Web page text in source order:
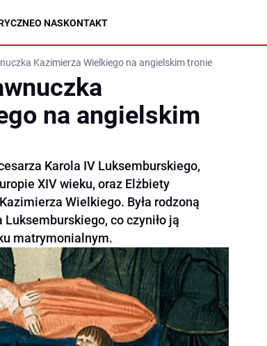
O NASKONTAKT
Kazimierza Wielkiego na angielskim tronie
na angielskim
Karola IV Luksemburskiego,
XIV wieku, oraz Elżbiety
Wielkiego. Była rodzoną
co czyniło ją
matrymonialnym.